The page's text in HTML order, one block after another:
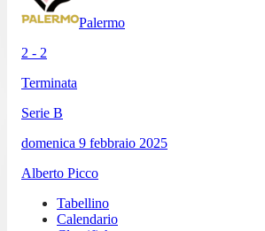
Palermo
2 - 2
Terminata
Serie B
domenica 9 febbraio 2025
Alberto Picco
Tabellino
Calendario